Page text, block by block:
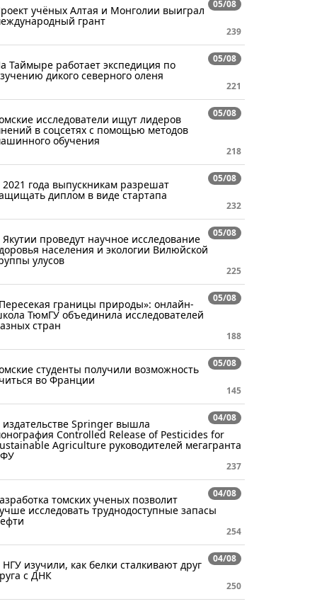
05/08
учёных Алтая и Монголии выиграл
грант
239
05/08
Таймыре работает экспедиция по
дикого северного оленя
221
05/08
исследователи ищут лидеров
в соцсетях с помощью методов
обучения
218
05/08
2021 года выпускникам разрешат
диплом в виде стартапа
232
05/08
Якутии проведут научное исследование
населения и экологии Вилюйской
улусов
225
05/08
границы природы»: онлайн-
ТюмГУ объединила исследователей
стран
188
05/08
студенты получили возможность
во Франции
145
04/08
издательстве Springer вышла
Controlled Release of Pesticides for
Agriculture руководителей мегагранта
237
04/08
томских ученых позволит
исследовать труднодоступные запасы
254
04/08
НГУ изучили, как белки сталкивают друг
с ДНК
250